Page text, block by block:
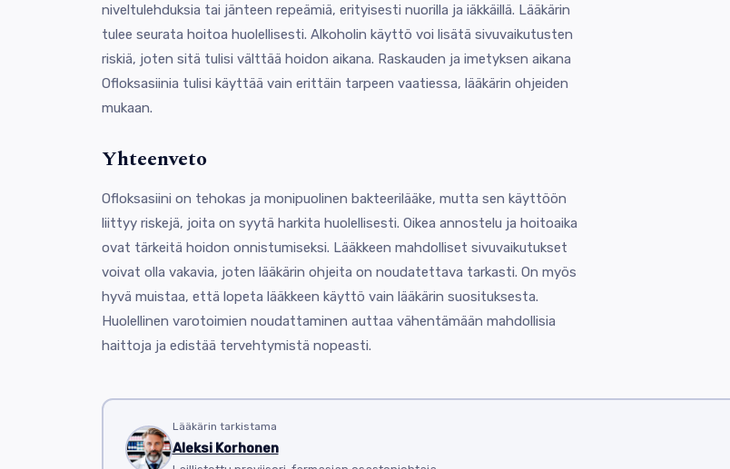
niveltulehduksia tai jänteen repeämiä, erityisesti nuorilla ja iäkkäillä. Lääkärin
tulee seurata hoitoa huolellisesti. Alkoholin käyttö voi lisätä sivuvaikutusten
riskiä, joten sitä tulisi välttää hoidon aikana. Raskauden ja imetyksen aikana
Ofloksasiinia tulisi käyttää vain erittäin tarpeen vaatiessa, lääkärin ohjeiden
mukaan.
Yhteenveto
Ofloksasiini on tehokas ja monipuolinen bakteerilääke, mutta sen käyttöön
liittyy riskejä, joita on syytä harkita huolellisesti. Oikea annostelu ja hoitoaika
ovat tärkeitä hoidon onnistumiseksi. Lääkkeen mahdolliset sivuvaikutukset
voivat olla vakavia, joten lääkärin ohjeita on noudatettava tarkasti. On myös
hyvä muistaa, että lopeta lääkkeen käyttö vain lääkärin suosituksesta.
Huolellinen varotoimien noudattaminen auttaa vähentämään mahdollisia
haittoja ja edistää tervehtymistä nopeasti.
Lääkärin tarkistama
Aleksi Korhonen